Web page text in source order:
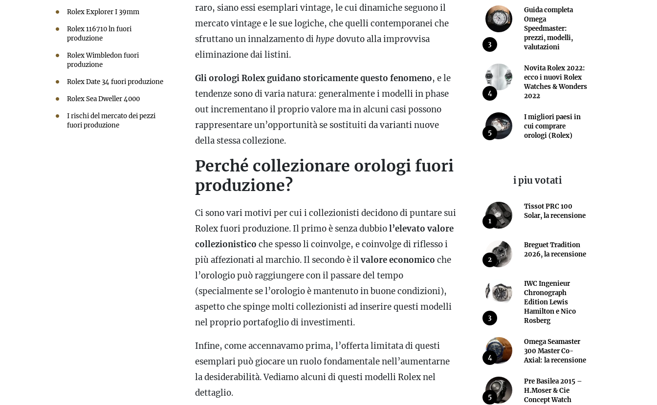
Rolex Explorer I 39mm
Rolex 116710 ln fuori
produzione
Rolex Wimbledon fuori
produzione
Rolex Date 34 fuori produzione
Rolex Sea Dweller 4000
I rischi del mercato dei pezzi
fuori produzione
raro, siano essi esemplari vintage, le cui dinamiche seguono il
mercato vintage e le sue logiche, che quelli contemporanei che
sfruttano un innalzamento di hype dovuto alla improvvisa
eliminazione dai listini.
Gli orologi Rolex guidano storicamente questo fenomeno, e le
tendenze sono di varia natura: generalmente i modelli in phase
out incrementano il proprio valore ma in alcuni casi possono
rappresentare un’opportunità se sostituiti da varianti nuove
della stessa collezione.
Perché collezionare orologi fuori
produzione?
Ci sono vari motivi per cui i collezionisti decidono di puntare sui
Rolex fuori produzione. Il primo è senza dubbiol’elevato valore
collezionistico che spesso li coinvolge, e coinvolge di riflesso i
più affezionati al marchio. Il secondo è ilvalore economico che
l’orologio può raggiungere con il passare del tempo
(specialmente se l’orologio è mantenuto in buone condizioni),
aspetto che spinge molti collezionisti ad inserire questi modelli
nel proprio portafoglio di investimenti.
Infine, come accennavamo prima, l’offerta limitata di questi
esemplari può giocare un ruolo fondamentale nell’aumentarne
la desiderabilità. Vediamo alcuni di questi modelli Rolex nel
dettaglio.
3
Guida completa
Omega
Speedmaster:
prezzi, modelli,
valutazioni
4
Novita Rolex 2022:
ecco i nuovi Rolex
Watches & Wonders
2022
5
I migliori paesi in
cui comprare
orologi (Rolex)
i piu votati
1
Tissot PRC 100
Solar, la recensione
2
Breguet Tradition
2026, la recensione
3
IWC Ingenieur
Chronograph
Edition Lewis
Hamilton e Nico
Rosberg
4
Omega Seamaster
300 Master Co-
Axial: la recensione
5
Pre Basilea 2015 –
H.Moser & Cie
Concept Watch